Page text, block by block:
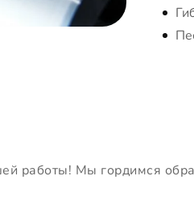
работы! Мы гордимся